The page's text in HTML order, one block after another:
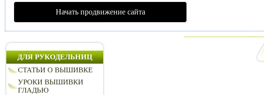
Начать продвижение сайта
ДЛЯ РУКОДЕЛЬНИЦ
СТАТЬИ О ВЫШИВКЕ
УРОКИ ВЫШИВКИ
ГЛАДЬЮ